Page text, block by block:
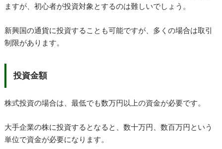
ますが、初心者が投資対象とするのは難しいでしょう。
新興国の通貨に投資することも可能ですが、多くの場合は取引
制限があります。
投資金額
株式投資の場合は、最低でも数万円以上の資金が必要です。
大手企業の株に投資するとなると、数十万円、数百万円という
単位で資金が必要になります。